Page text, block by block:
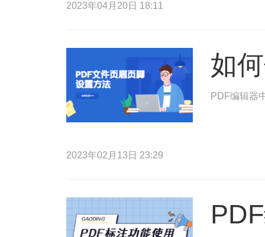
2023年04月20日 18:11
如
PDF编辑器
2023年02月13日 23:29